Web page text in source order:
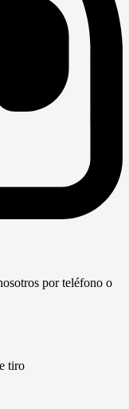
por teléfono o
tiro